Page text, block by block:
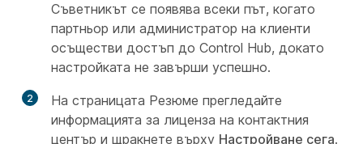
Съветникът се появява всеки път, когато
партньор или администратор на клиенти
осъществи достъп до Control Hub, докато
настройката не завърши успешно.
2 На страницата Резюме прегледайте
информацията за лиценза на контактния
център и щракнете върху Настройване сега.